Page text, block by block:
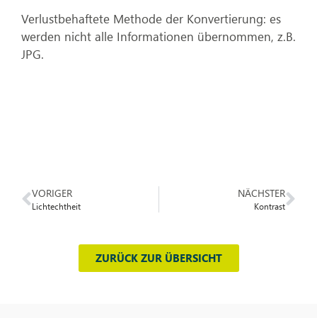
Verlustbehaftete Methode der Konvertierung: es
werden nicht alle Informationen übernommen, z.B.
JPG.
VORIGER
Lichtechtheit
NÄCHSTER
Kontrast
ZURÜCK ZUR ÜBERSICHT